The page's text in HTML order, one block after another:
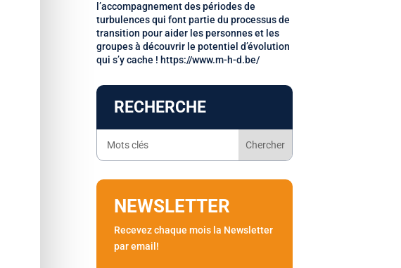
l’accompagnement des périodes de
turbulences qui font partie du processus de
transition pour aider les personnes et les
groupes à découvrir le potentiel d’évolution
qui s’y cache ! https://www.m-h-d.be/
RECHERCHE
NEWSLETTER
Recevez chaque mois la Newsletter
par email!